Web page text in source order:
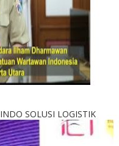
SOLUSI LOGISTIK